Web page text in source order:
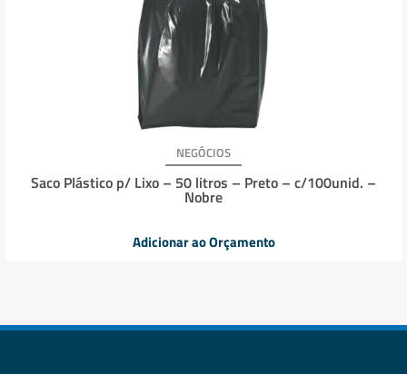
NEGÓCIOS
Saco Plástico p/ Lixo – 50 litros – Preto – c/100unid. –
Nobre
Adicionar ao Orçamento